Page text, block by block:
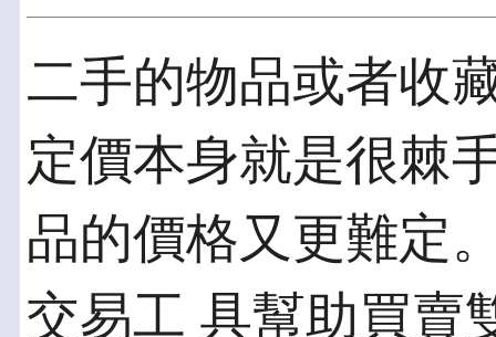
二手的物品或者收
定價本身就是很棘
品的價格又更難定
交易工 具幫助買賣